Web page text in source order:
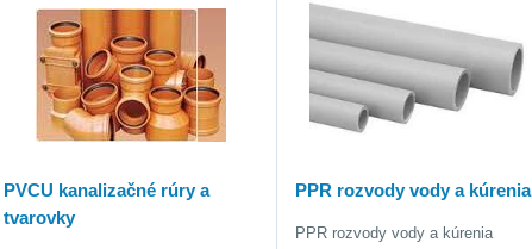
PVCU kanalizačné rúry a
tvarovky
PPR rozvody vody a kúrenia
PPR rozvody vody a kúrenia